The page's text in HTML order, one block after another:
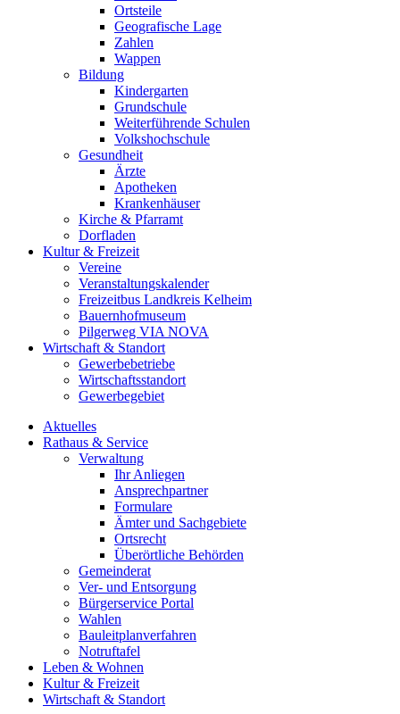
Ortsteile
Geografische Lage
Zahlen
Wappen
Bildung
Kindergarten
Grundschule
Weiterführende Schulen
Volkshochschule
Gesundheit
Ärzte
Apotheken
Krankenhäuser
Kirche & Pfarramt
Dorfladen
Kultur & Freizeit
Vereine
Veranstaltungskalender
Freizeitbus Landkreis Kelheim
Bauernhofmuseum
Pilgerweg VIA NOVA
Wirtschaft & Standort
Gewerbebetriebe
Wirtschaftsstandort
Gewerbegebiet
Aktuelles
Rathaus & Service
Verwaltung
Ihr Anliegen
Ansprechpartner
Formulare
Ämter und Sachgebiete
Ortsrecht
Überörtliche Behörden
Gemeinderat
Ver- und Entsorgung
Bürgerservice Portal
Wahlen
Bauleitplanverfahren
Notruftafel
Leben & Wohnen
Kultur & Freizeit
Wirtschaft & Standort